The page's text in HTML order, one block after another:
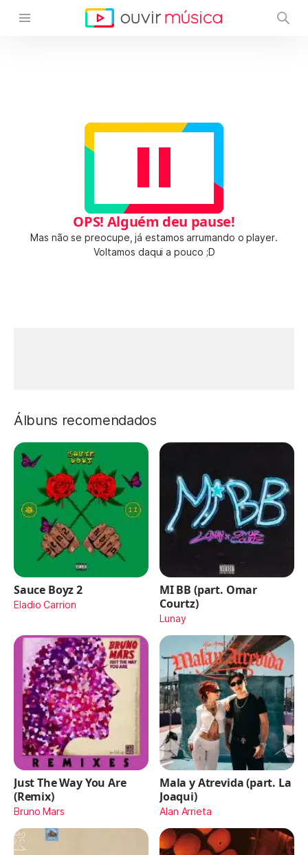
OPS! Alguém deu pause!
Mas não se preocupe, já estamos arrumando o player.
Voltamos daqui a pouco ;D
Álbuns recomendados
Sauce Boyz 2
Eladio Carrion
MI BB (part. Omar
Courtz)
Lunay
Just The Way You Are
(Remix)
Bruno Mars
Mala y Atrevida (part. La
Joaqui)
Alan Arrieta